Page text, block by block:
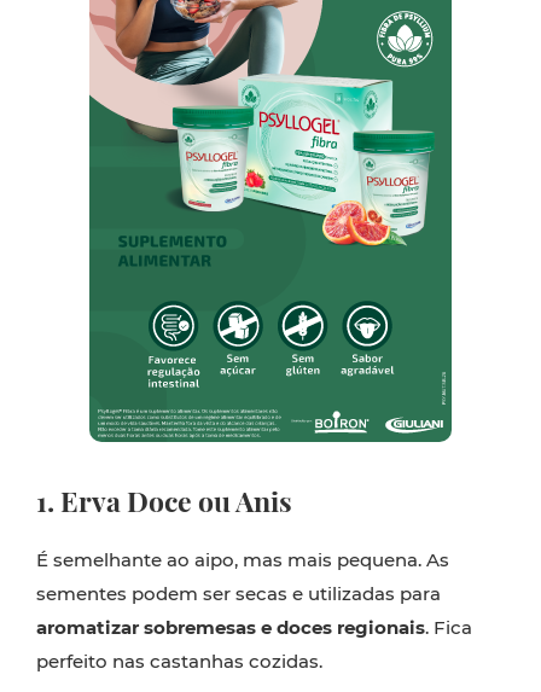
1. Erva Doce ou Anis
É semelhante ao aipo, mas mais pequena. As
sementes podem ser secas e utilizadas para
aromatizar sobremesas e doces regionais. Fica
perfeito nas castanhas cozidas.